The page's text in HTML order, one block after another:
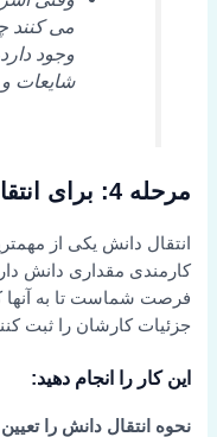
می کنند
وجود
شایعات
مرحله 4: برای انتقال دانش برنامه ریزی کنید
انتقال دانش یکی از
کارمندی مقداری دانش
فرصت شماست تا به آنها
جزئیات کارشان را ثبت
این کار را انجام دهید:
نحوه انتقال دانش را